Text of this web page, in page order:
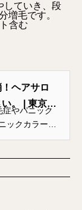
していき、段
増毛です。
含む
ヘアサロ
。 | 東京
やパニック
ックカラー・
療ウィッグ取